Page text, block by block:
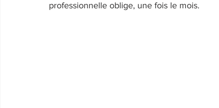
professionnelle oblige, une fois le mois.